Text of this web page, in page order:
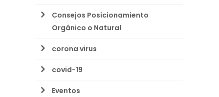
Consejos Posicionamiento
Orgánico o Natural
corona virus
covid-19
Eventos